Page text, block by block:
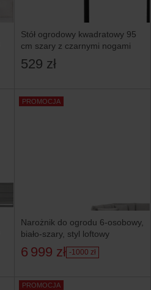
Stół ogrodowy kwadratowy 95
cm szary z czarnymi nogami
529 zł
PROMOCJA
Narożnik do ogrodu 6-osobowy,
biało-szary, styl loftowy
6 999 zł -1000 zł
PROMOCJA